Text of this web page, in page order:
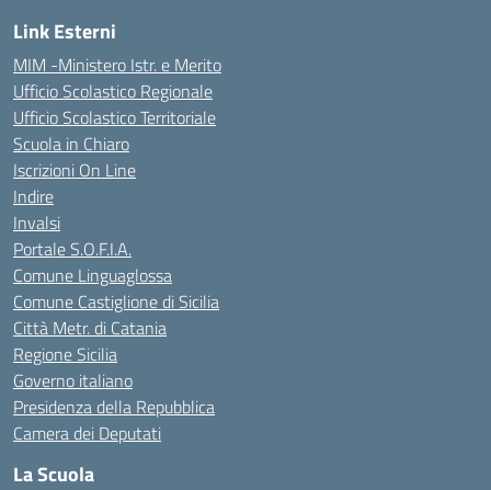
Link Esterni
MIM -Ministero Istr. e Merito
Ufficio Scolastico Regionale
Ufficio Scolastico Territoriale
Scuola in Chiaro
Iscrizioni On Line
Indire
Invalsi
Portale S.O.F.I.A.
Comune Linguaglossa
Comune Castiglione di Sicilia
Città Metr. di Catania
Regione Sicilia
Governo italiano
Presidenza della Repubblica
Camera dei Deputati
La Scuola